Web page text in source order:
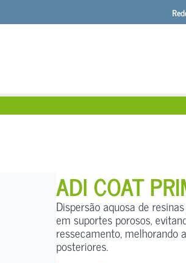
ADI COAT
Dispersão aquosa de
em suportes porosos,
ressecamento, melhorando
posteriores.